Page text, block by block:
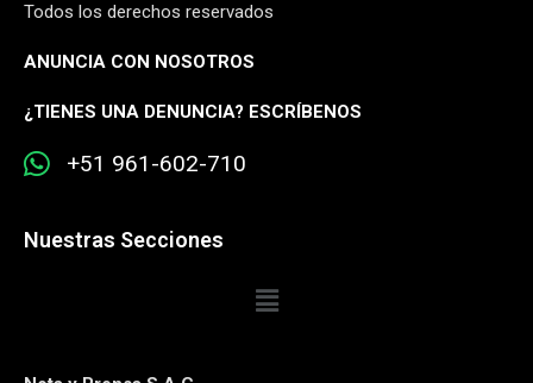
Todos los derechos reservados
ANUNCIA CON NOSOTROS
¿TIENES UNA DENUNCIA? ESCRÍBENOS
+51 961-602-710
Nuestras Secciones